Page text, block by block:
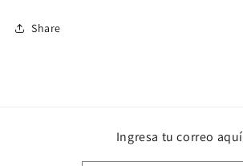
Share
Ingresa tu correo aquí